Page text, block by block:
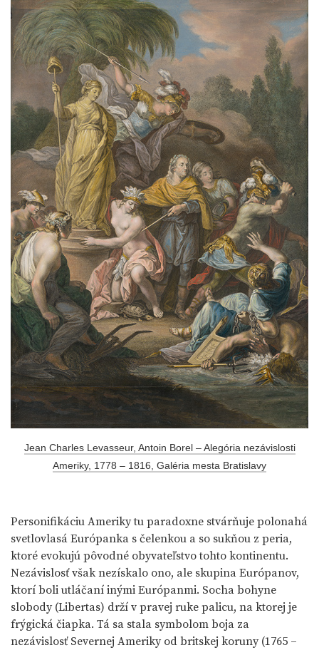
Jean Charles Levasseur, Antoin Borel – Alegória nezávislosti
Ameriky, 1778 – 1816, Galéria mesta Bratislavy
Personifikáciu Ameriky tu paradoxne stvárňuje polonahá
svetlovlasá Európanka s čelenkou a so sukňou z peria,
ktoré evokujú pôvodné obyvateľstvo tohto kontinentu.
Nezávislosť však nezískalo ono, ale skupina Európanov,
ktorí boli utláčaní inými Európanmi. Socha bohyne
slobody (Libertas) drží v pravej ruke palicu, na ktorej je
frýgická čiapka. Tá sa stala symbolom boja za
nezávislosť Severnej Ameriky od britskej koruny (1765 –